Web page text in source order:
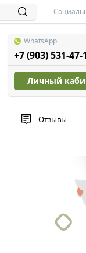
WhatsApp
+7 (903) 531-47-
Личный
Отзывы